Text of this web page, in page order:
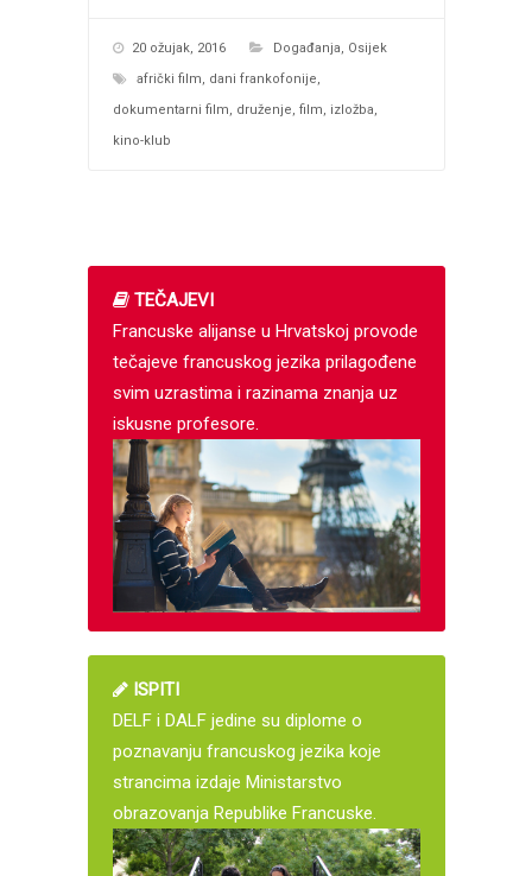
20 ožujak, 2016 Događanja, Osijek
afrički film, dani frankofonije,
dokumentarni film, druženje, film, izložba,
kino-klub
TEČAJEVI
Francuske alijanse u Hrvatskoj provode
tečajeve francuskog jezika prilagođene
svim uzrastima i razinama znanja uz
iskusne profesore.
ISPITI
DELF i DALF jedine su diplome o
poznavanju francuskog jezika koje
strancima izdaje Ministarstvo
obrazovanja Republike Francuske.